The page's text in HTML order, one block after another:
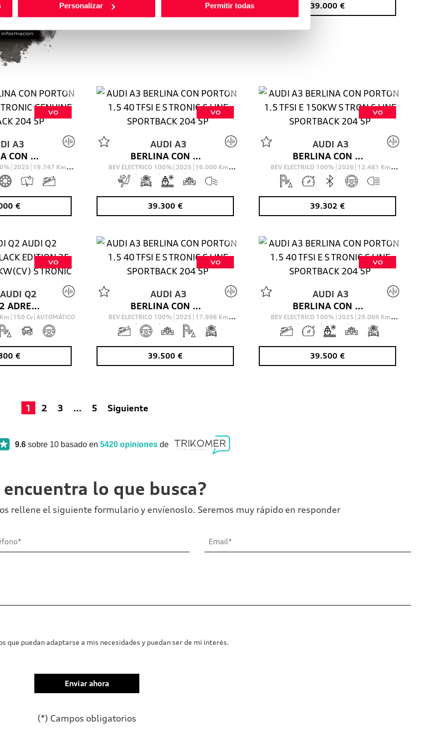
Personalizar Permitir todas 39.000 €
VO
A3
BERLINA CON PORTON 1.5 40 TFSI E S TRONIC GENUINE ED SPBACK 204 5P
2025 19.747 Km
€
VO
AUDI A3
BERLINA CON PORTON 1.5 40 TFSI E S TRONIC S LINE SPORTBACK 204 5P
BEV ELECTRICO 100% 2025 16.000 Km
204Cv AUTOMÁTICO
39.300 €
VO
AUDI A3
BERLINA CON PORTON 1.5 TFSI E 150KW S TRON S LINE SPORTBACK 204 5P
BEV ELECTRICO 100% 2026 12.481 Km
204Cv AUTOMÁTICO
39.302 €
VO
AUDI Q2
AUDI Q2 ADRENALIN BLACK EDITION 35 TDI 110(150) KW(CV) S TRONIC
Km 150 Cv AUTOMÁTICO
€
VO
AUDI A3
BERLINA CON PORTON 1.5 40 TFSI E S TRONIC S LINE SPORTBACK 204 5P
BEV ELECTRICO 100% 2025 17.998 Km
204Cv AUTOMÁTICO
39.500 €
VO
AUDI A3
BERLINA CON PORTON 1.5 40 TFSI E S TRONIC S LINE SPORTBACK 204 5P
BEV ELECTRICO 100% 2025 29.066 Km
204Cv AUTOMÁTICO
39.500 €
1 2 3 … 5 Siguiente
9.6 sobre 10 basado en5420 opiniones de
encuentra lo que busca?
rellene el siguiente formulario y envíenoslo. Seremos muy rápido en responder
que puedan adaptarse a mis necesidades y puedan ser de mi interés.
(*) Campos obligatorios